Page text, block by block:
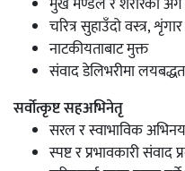
चरित्र सुहाउँदो वस्त्र,
नाटकीयताबाट मुक्त
संवाद डेलिभरीमा
सर्वोत्कृष्ट सहअभिनेतृ
सरल र स्वाभाविक अभिनय
स्पष्ट र प्रभावकारी संवाद